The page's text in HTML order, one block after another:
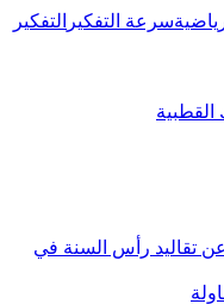
سرعة التفكير التفكير
تقاليد رأس السنة في